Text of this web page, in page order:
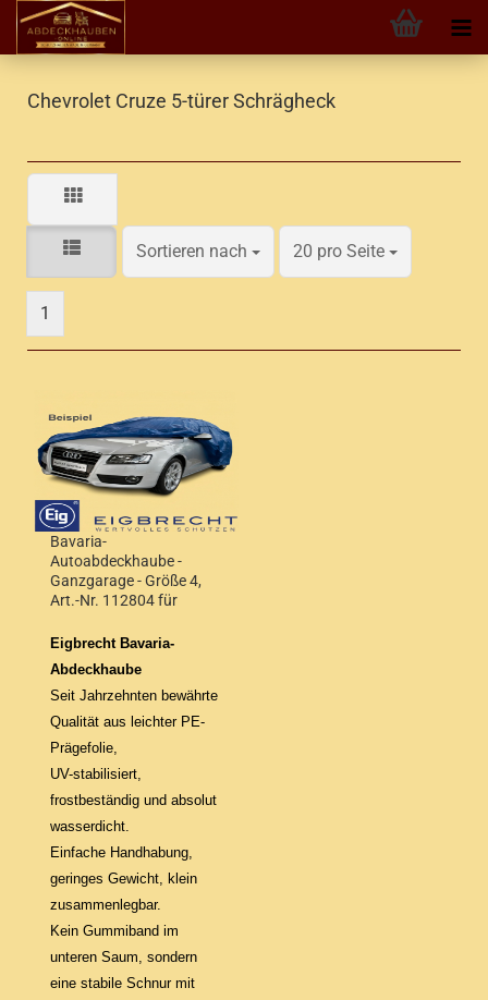
Chevrolet Cruze 5-türer Schrägheck
Sortieren nach
Sortieren nach 20 pro Seite
pro Seite
1
Bavaria-
Autoabdeckhaube -
Ganzgarage - Größe 4,
Art.-Nr. 112804 für
4,50 m Wagenlänge
Eigbrecht Bavaria-
Abdeckhaube
Seit Jahrzehnten bewährte
Qualität aus leichter PE-
Prägefolie,
UV-stabilisiert,
frostbeständig und absolut
wasserdicht.
Einfache Handhabung,
geringes Gewicht, klein
zusammenlegbar.
Kein Gummiband im
unteren Saum, sondern
eine stabile Schnur mit